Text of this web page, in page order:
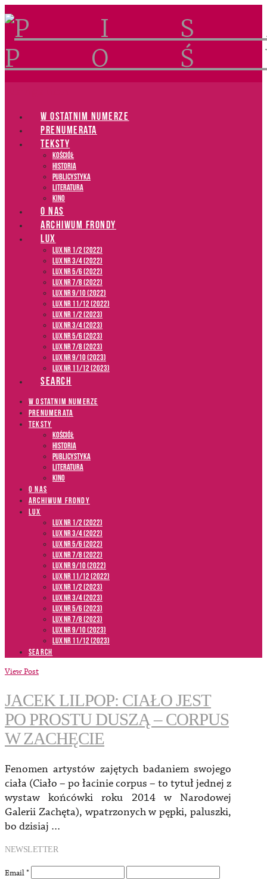
W OSTATNIM NUMERZE
PRENUMERATA
TEKSTY
Kościół
Historia
Publicystyka
Literatura
Kino
O NAS
ARCHIWUM FRONDY
LUX
LUX NR 1/2 (2022)
LUX NR 3/4 (2022)
LUX NR 5/6 (2022)
LUX NR 7/8 (2022)
LUX nr 9/10 (2022)
LUX NR 11/12 (2022)
LUX NR 1/2 (2023)
LUX NR 3/4 (2023)
LUX NR 5/6 (2023)
LUX NR 7/8 (2023)
LUX NR 9/10 (2023)
LUX NR 11/12 (2023)
SEARCH
W OSTATNIM NUMERZE
PRENUMERATA
TEKSTY
Kościół
Historia
Publicystyka
Literatura
Kino
O NAS
ARCHIWUM FRONDY
LUX
LUX NR 1/2 (2022)
LUX NR 3/4 (2022)
LUX NR 5/6 (2022)
LUX NR 7/8 (2022)
LUX nr 9/10 (2022)
LUX NR 11/12 (2022)
LUX NR 1/2 (2023)
LUX NR 3/4 (2023)
LUX NR 5/6 (2023)
LUX NR 7/8 (2023)
LUX NR 9/10 (2023)
LUX NR 11/12 (2023)
SEARCH
View Post
JACEK LILPOP: CIAŁO JEST
PO PROSTU DUSZĄ – CORPUS
W ZACHĘCIE
Fenomen artystów zajętych badaniem swojego
ciała (Ciało – po łacinie corpus – to tytuł jednej z
wystaw końcówki roku 2014 w Narodowej
Galerii Zachęta), wpatrzonych w pępki, paluszki,
bo dzisiaj …
NEWSLETTER
Email*